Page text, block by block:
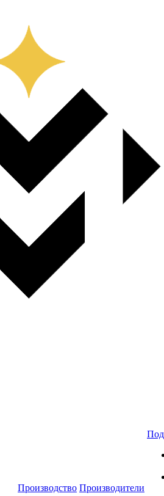
Производство Производители